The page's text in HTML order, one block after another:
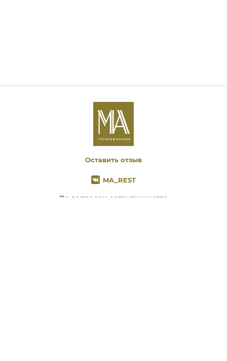
Оставить отзыв
MA_REST
По вопросам сотрудничества